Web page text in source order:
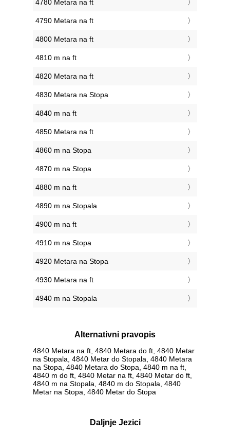
4780 Metara na ft
4790 Metara na ft
4800 Metara na ft
4810 m na ft
4820 Metara na ft
4830 Metara na Stopa
4840 m na ft
4850 Metara na ft
4860 m na Stopa
4870 m na Stopa
4880 m na ft
4890 m na Stopala
4900 m na ft
4910 m na Stopa
4920 Metara na Stopa
4930 Metara na ft
4940 m na Stopala
Alternativni pravopis
4840 Metara na ft, 4840 Metara do ft, 4840 Metar
na Stopala, 4840 Metar do Stopala, 4840 Metara
na Stopa, 4840 Metara do Stopa, 4840 m na ft,
4840 m do ft, 4840 Metar na ft, 4840 Metar do ft,
4840 m na Stopala, 4840 m do Stopala, 4840
Metar na Stopa, 4840 Metar do Stopa
Daljnje Jezici